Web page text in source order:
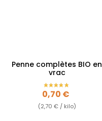
Penne complètes BIO en
vrac
Prix
0,70 €
(2,70 € / kilo)